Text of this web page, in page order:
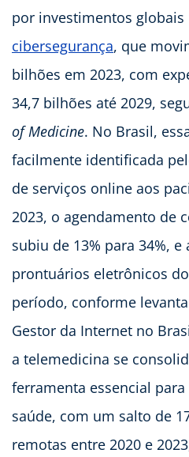
por investimentos globais
cibersegurança, que
bilhões em 2023, com
34,7 bilhões até 2029,
of Medicine. No Brasil,
facilmente identificada
de serviços online aos
2023, o agendamento de
subiu de 13% para 34%, e
prontuários eletrônicos
período, conforme
Gestor da Internet no
a telemedicina se
ferramenta essencial
saúde, com um salto de
remotas entre 2020 e